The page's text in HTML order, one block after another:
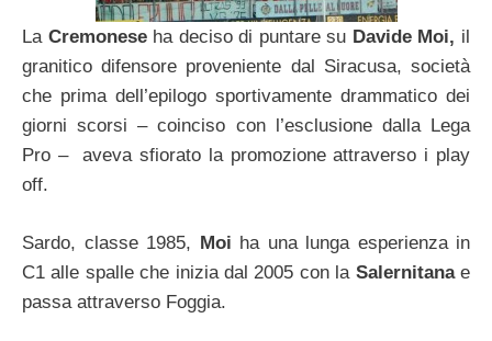
La Cremoneseha deciso di puntare su Davide Moi, il
granitico difensore proveniente dal Siracusa, società
che prima dell’epilogo sportivamente drammatico dei
giorni scorsi – coinciso con l’esclusione dalla Lega
Pro – aveva sfiorato la promozione attraverso i play
off.
Sardo, classe 1985, Moi ha una lunga esperienza in
C1 alle spalle che inizia dal 2005 con la Salernitanae
passa attraverso Foggia.